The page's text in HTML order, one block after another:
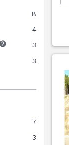
8
4
3
3
7
3